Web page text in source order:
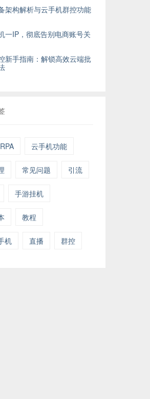
架构解析与云手机群控功能
一IP，彻底告别电商账号关
新手指南：解锁高效云端批
RPA 云手机功能
常见问题 引流
手游挂机
教程
机 直播 群控